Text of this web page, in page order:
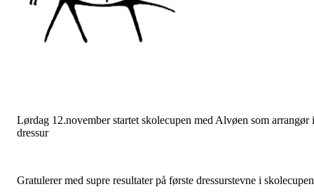
Lørdag 12.november startet skolecupen med Alvøen som arrangør i
dressur
Gratulerer med supre resultater på første dressurstevne i